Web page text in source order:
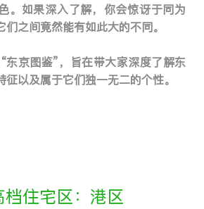
。如果深入了解，你会惊讶于同为
之间竟然能有如此大的不同。
京图鉴”，旨在带大家深度了解东
征以及属于它们独一无二的个性。
档住宅区：港区